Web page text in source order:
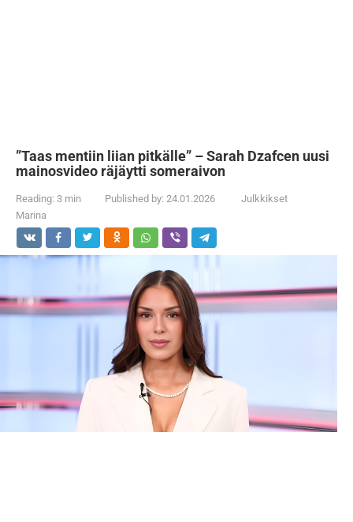
”Taas mentiin liian pitkälle” – Sarah Dzafcen uusi
mainosvideo räjäytti someraivon
Reading: 3 min Published by: 24.01.2026
Julkkikset
Marina